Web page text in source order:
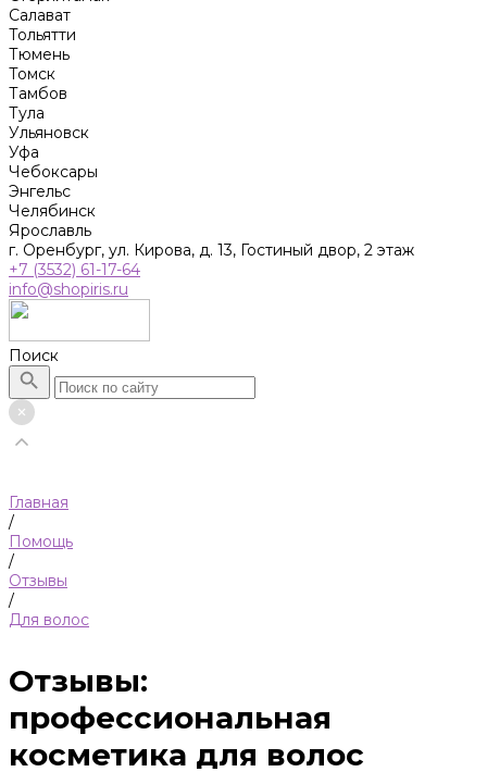
Салават
Тольятти
Тюмень
Томск
Тамбов
Тула
Ульяновск
Уфа
Чебоксары
Энгельс
Челябинск
Ярославль
г. Оренбург, ул. Кирова, д. 13, Гостиный двор, 2 этаж
+7 (3532) 61-17-64
info@shopiris.ru
Поиск
Главная
/
Помощь
/
Отзывы
/
Для волос
Отзывы:
профессиональная
косметика для волос